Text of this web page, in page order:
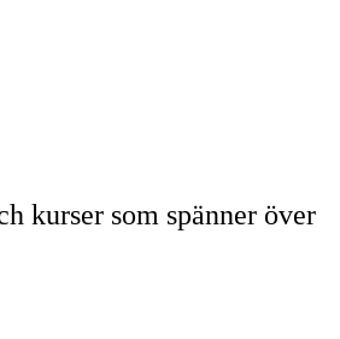
kurser som spänner över